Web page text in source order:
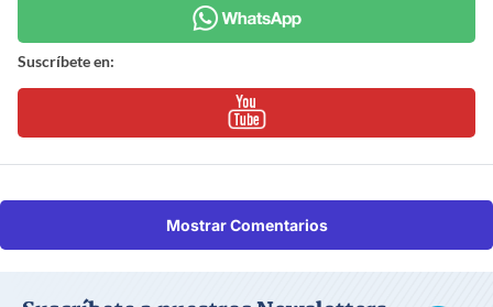
Suscríbete en:
Mostrar Comentarios